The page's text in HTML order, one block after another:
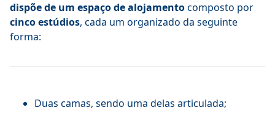
dispõe de um espaço de alojamentocomposto por
cinco estúdios, cada um organizado da seguinte
forma:
Duas camas, sendo uma delas articulada;